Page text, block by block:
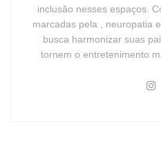
inclusão nesses espaços.
marcadas pela , neuropatia
busca harmonizar suas
tornem o entretenimento